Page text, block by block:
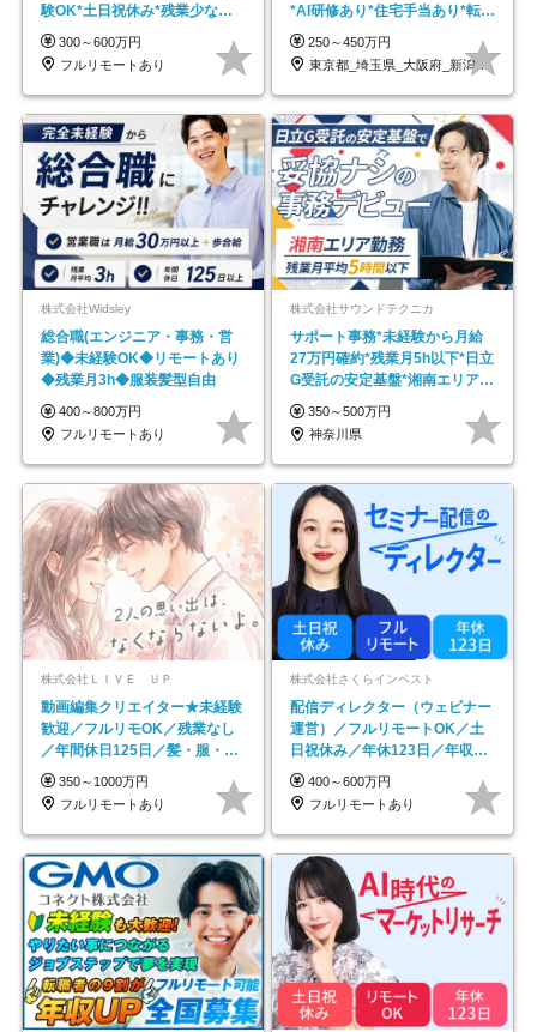
験OK*土日祝休み*残業少なめ*
在宅勤務手当あり
300～600万円
フルリモートあり
*AI研修あり*住宅手当あり*転勤
なし
250～450万円
東京都_埼玉県_大阪府_新潟県_福岡県
株式会社Widsley
総合職(エンジニア・事務・営
業)◆未経験OK◆リモートあり
◆残業月3h◆服装髪型自由
400～800万円
フルリモートあり
株式会社サウンドテクニカ
サポート事務*未経験から月給
27万円確約*残業月5h以下*日立
G受託の安定基盤*湘南エリア勤
務
350～500万円
神奈川県
株式会社ＬＩＶＥ ＵＰ
動画編集クリエイター★未経験
歓迎／フルリモOK／残業なし
／年間休日125日／髪・服・ネ
イル自由／研修充実で安心
350～1000万円
フルリモートあり
株式会社さくらインベスト
配信ディレクター（ウェビナー
運営）／フルリモートOK／土
日祝休み／年休123日／年収
600万円可
400～600万円
フルリモートあり